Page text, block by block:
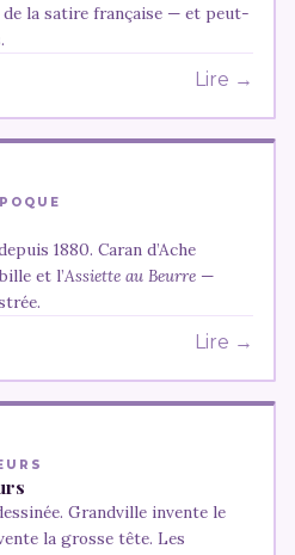
la satire française — et peut-
Lire →
1880. Caran d’Ache
et l’Assiette au Beurre —
Lire →
Grandville invente le
la grosse tête. Les